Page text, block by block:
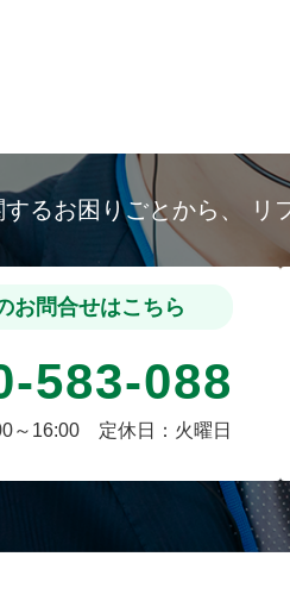
るお困りごとから、 リ
お問合せはこちら
583-088
～16:00 定休日：火曜日